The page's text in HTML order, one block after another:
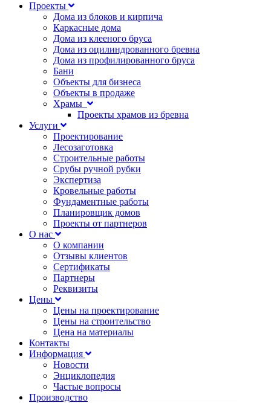
Проекты
Дома из блоков и кирпича
Каркасные дома
Дома из клееного бруса
Дома из оцилиндрованного бревна
Дома из профилированного бруса
Бани
Объекты для бизнеса
Объекты в продаже
Храмы
Проекты храмов из бревна
Услуги
Проектирование
Лесозаготовка
Строительные работы
Срубы ручной рубки
Экспертиза
Кровельные работы
Фундаментные работы
Планировщик домов
Проекты от партнеров
О нас
О компании
Отзывы клиентов
Сертификаты
Партнеры
Реквизиты
Цены
Цены на проектирование
Цены на строительство
Цена на материалы
Контакты
Информация
Новости
Энциклопедия
Частые вопросы
Производство